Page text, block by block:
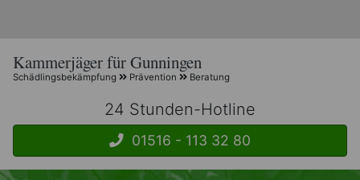
Kammerjäger für Gunningen
Schädlingsbekämpfung Prävention Beratung
24 Stunden-Hotline
01516 - 113 32 80